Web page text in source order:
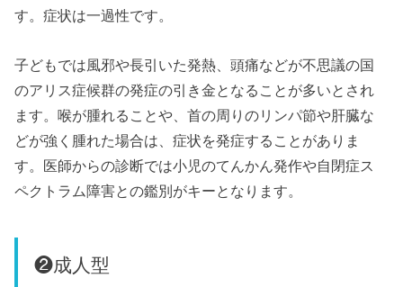
す。症状は一過性です。
子どもでは風邪や長引いた発熱、頭痛などが不思議の国
のアリス症候群の発症の引き金となることが多いとされ
ます。喉が腫れることや、首の周りのリンパ節や肝臓な
どが強く腫れた場合は、症状を発症することがありま
す。医師からの診断では小児のてんかん発作や自閉症ス
ペクトラム障害との鑑別がキーとなります。
❷成人型